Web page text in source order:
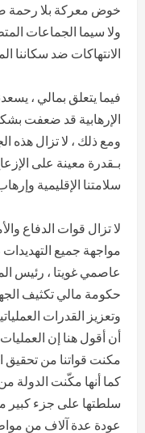
خوض معركة بلا رحمة
ولا سيما الجماعات
الانتهاكات ضد سكاننا
فيما يتعلق بمالي ،
الإرهابية قد ضعفت
ومع ذلك ، لا تزال هذه
بـقدرة معينة على
سلامتنا الإقليمية
لا تزال قوات الدفاع
مواجهة جميع
عاصمي غويتا ، رئيس
حكومة مالي تكثيف
وتعزيز القدرات
أن أقول هنا إن
مكنت قواتنا من تحقيق
كما أنها مكّنت الدولة
سلطتها على جزء كبير
عودة عدة آلاف من